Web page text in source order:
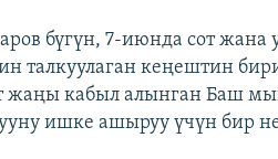
бүгүн, 7-июнда сот жана
талкуулаган кеңештин
жаңы кабыл алынган Баш
ишке ашыруу үчүн бир